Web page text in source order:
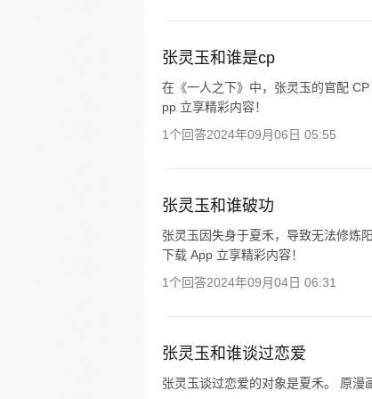
张灵玉和谁是cp
在《一人之下》中，张灵玉的官配
pp 立享精彩内容！
1个回答2024年09月06日 05:55
张灵玉和谁破功
张灵玉因失身于夏禾，导致无法修炼
下载 App 立享精彩内容！
1个回答2024年09月04日 06:31
张灵玉和谁谈过恋爱
张灵玉谈过恋爱的对象是夏禾。 原漫